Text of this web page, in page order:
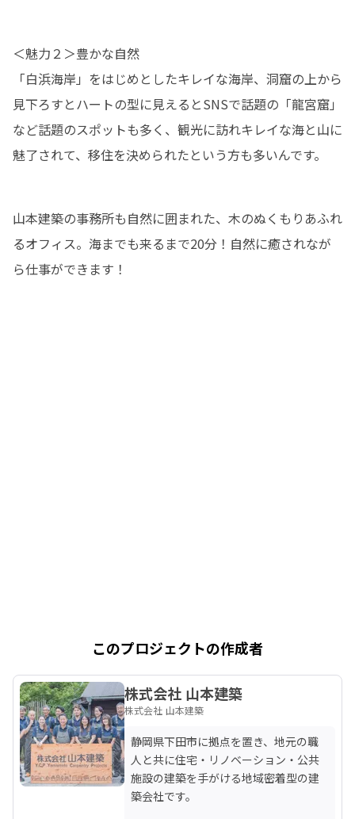
＜魅力２＞豊かな自然
「白浜海岸」をはじめとしたキレイな海岸、洞窟の上から
見下ろすとハートの型に見えるとSNSで話題の「龍宮窟」
など話題のスポットも多く、観光に訪れキレイな海と山に
魅了されて、移住を決められたという方も多いんです。
山本建築の事務所も自然に囲まれた、木のぬくもりあふれ
るオフィス。海までも来るまで20分！自然に癒されなが
ら仕事ができます！
このプロジェクトの作成者
株式会社 山本建築
株式会社 山本建築
静岡県下田市に拠点を置き、地元の職
人と共に住宅・リノベーション・公共
施設の建築を手がける地域密着型の建
築会社です。